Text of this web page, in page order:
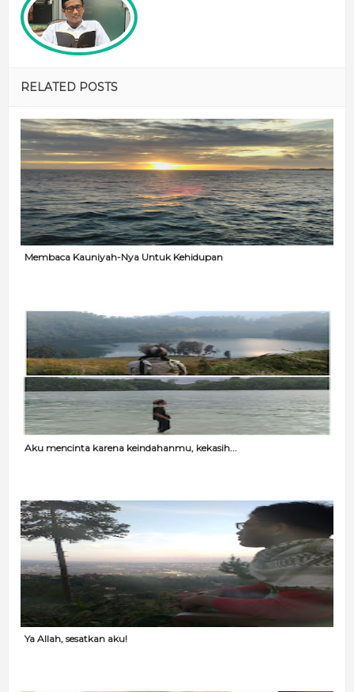
RELATED POSTS
Membaca Kauniyah-Nya Untuk Kehidupan
Aku mencinta karena keindahanmu, kekasih...
Ya Allah, sesatkan aku!